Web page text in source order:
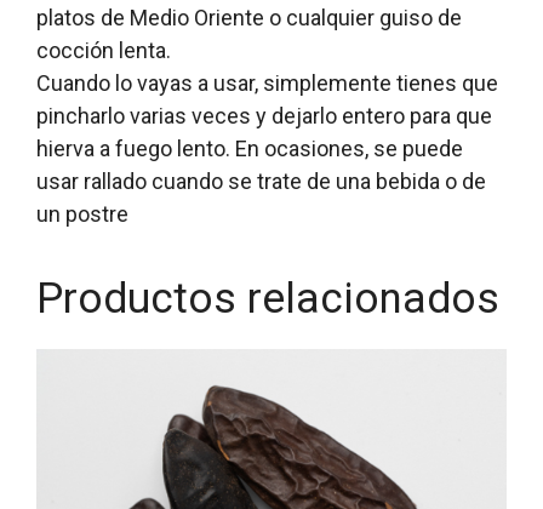
platos de Medio Oriente o cualquier guiso de
cocción lenta.
Cuando lo vayas a usar, simplemente tienes que
pincharlo varias veces y dejarlo entero para que
hierva a fuego lento. En ocasiones, se puede
usar rallado cuando se trate de una bebida o de
un postre
Productos relacionados